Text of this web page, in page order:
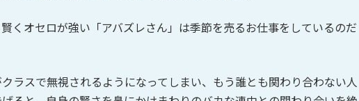
くオセロが強い「アバズレさん」は季節を売るお仕事をしているのだ
ラスで無視されるようになってしまい、もう誰とも関わり合わない人